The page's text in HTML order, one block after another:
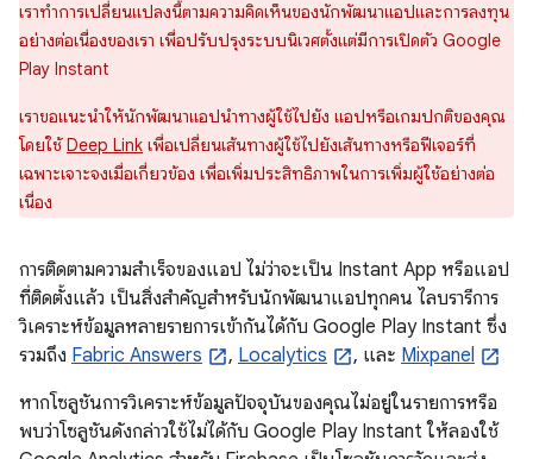
เราทำการเปลี่ยนแปลงนี้ตามความคิดเห็นของนักพัฒนาแอปและการลงทุน
อย่างต่อเนื่องของเรา เพื่อปรับปรุงระบบนิเวศตั้งแต่มีการเปิดตัว Google
Play Instant
เราขอแนะนำให้นักพัฒนาแอปนำทางผู้ใช้ไปยัง แอปหรือเกมปกติของคุณ
โดยใช้Deep Link เพื่อเปลี่ยนเส้นทางผู้ใช้ไปยังเส้นทางหรือฟีเจอร์ที่
เฉพาะเจาะจงเมื่อเกี่ยวข้อง เพื่อเพิ่มประสิทธิภาพในการเพิ่มผู้ใช้อย่างต่อ
เนื่อง
การติดตามความสำเร็จของแอป ไม่ว่าจะเป็น Instant App หรือแอป
ที่ติดตั้งแล้ว เป็นสิ่งสำคัญสำหรับนักพัฒนาแอปทุกคน ไลบรารีการ
วิเคราะห์ข้อมูลหลายรายการเข้ากันได้กับ Google Play Instant ซึ่ง
รวมถึง Fabric Answers , Localytics , และ Mixpanel
หากโซลูชันการวิเคราะห์ข้อมูลปัจจุบันของคุณไม่อยู่ในรายการหรือ
พบว่าโซลูชันดังกล่าวใช้ไม่ได้กับ Google Play Instant ให้ลองใช้